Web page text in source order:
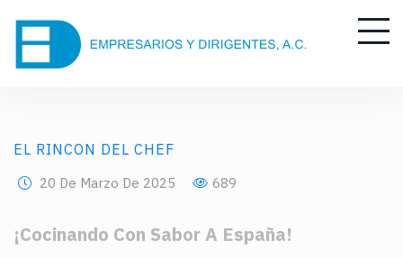
EL RINCON DEL CHEF
20 De Marzo De 2025 689
¡Cocinando Con Sabor A España!